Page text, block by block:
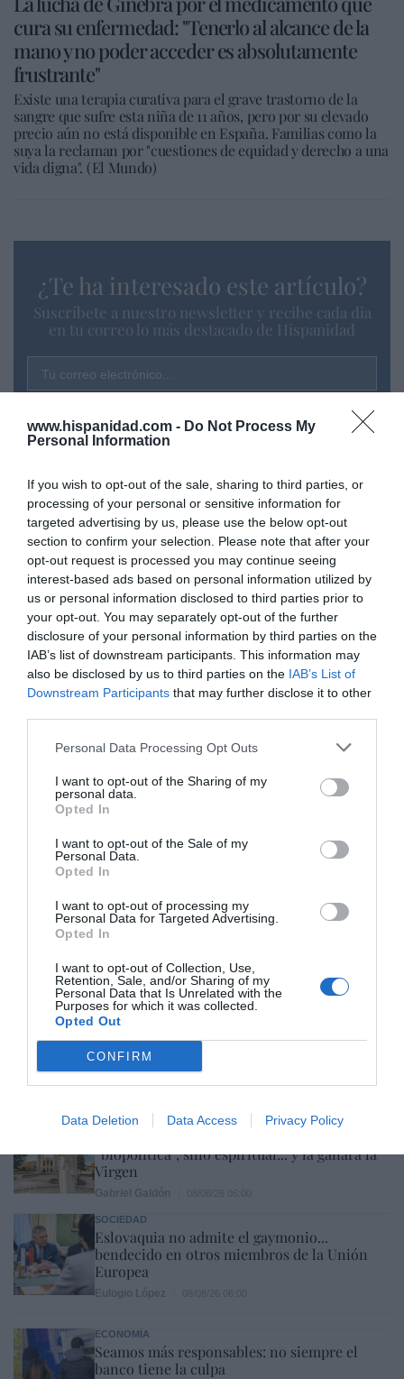
www.hispanidad.com - Do Not Process My
Personal Information
If you wish to opt-out of the sale, sharing to third parties, or
processing of your personal or sensitive information for
targeted advertising by us, please use the below opt-out
section to confirm your selection. Please note that after your
opt-out request is processed you may continue seeing
interest-based ads based on personal information utilized by
us or personal information disclosed to third parties prior to
your opt-out. You may separately opt-out of the further
disclosure of your personal information by third parties on the
IAB’s list of downstream participants. This information may
also be disclosed by us to third parties on the IAB’s List of
Downstream Participants that may further disclose it to other
Personal Data Processing Opt Outs
I want to opt-out of the Sharing of my
personal data.
Opted In
I want to opt-out of the Sale of my
Personal Data.
Opted In
I want to opt-out of processing my
Personal Data for Targeted Advertising.
Opted In
I want to opt-out of Collection, Use,
Retention, Sale, and/or Sharing of my
Personal Data that Is Unrelated with the
Purposes for which it was collected.
Opted Out
CONFIRM
Data Deletion Data Access Privacy Policy
cura su enfermedad: "Tenerlo al alcance de la
mano y no poder acceder es absolutamente
frustrante"
Existe una terapia curativa para el grave trastorno de la
sangre que sufre esta niña de 11 años, pero por su elevado
precio aún no está disponible en España. Familias como la
suya la reclaman por "cuestiones de equidad y derecho a una
vida digna". (El Mundo)
¿Te ha interesado este artículo?
Suscríbete a nuestro newsletter y recibe cada dia
en tu correo lo más destacado de Hispanidad
Tu correo electrónico...
Hoy destacamos
SOCIEDAD
¡por tu seguridad!
Humberto Pérez-Tomé
SOCIEDAD
Memes. Mohamed en la boya
ESPAÑA
“Ya que gobernamos mal, gobernemos
barato”
SOCIEDAD
“biopolítica”, sino espiritual... y la ganará la
Virgen
SOCIEDAD
Eslovaquia no admite el gaymonio...
bendecido en otros miembros de la Unión
Europea
ECONOMÍA
Seamos más responsables: no siempre el
banco tiene la culpa